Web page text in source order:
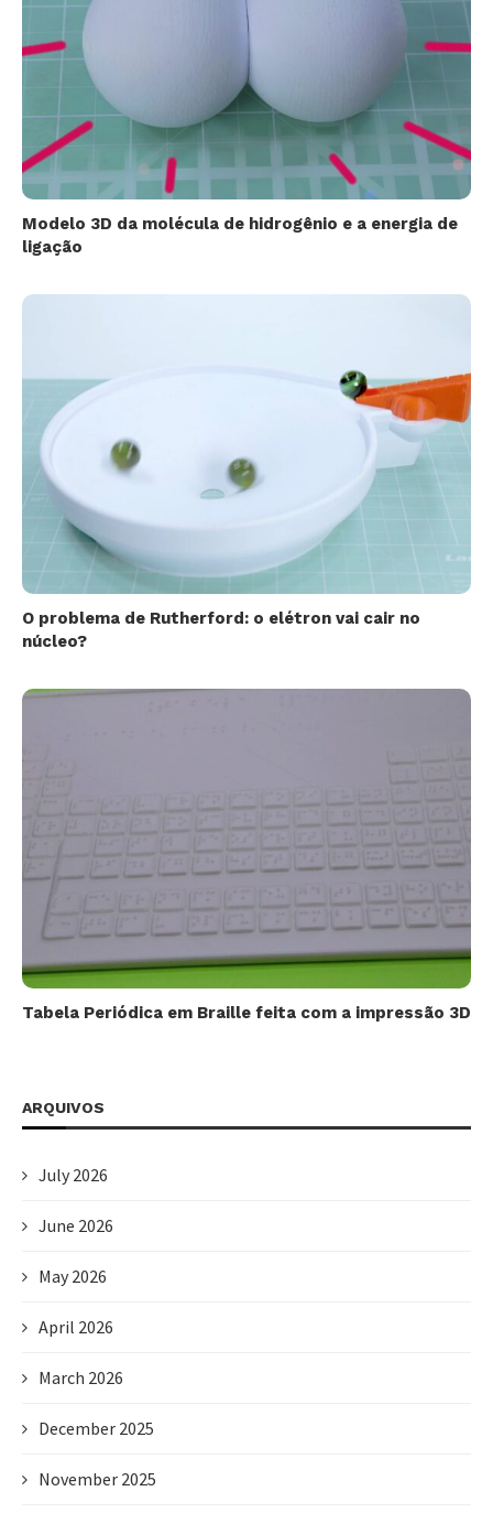
Modelo 3D da molécula de hidrogênio e a energia de
ligação
O problema de Rutherford: o elétron vai cair no
núcleo?
Tabela Periódica em Braille feita com a impressão 3D
ARQUIVOS
July 2026
June 2026
May 2026
April 2026
March 2026
December 2025
November 2025